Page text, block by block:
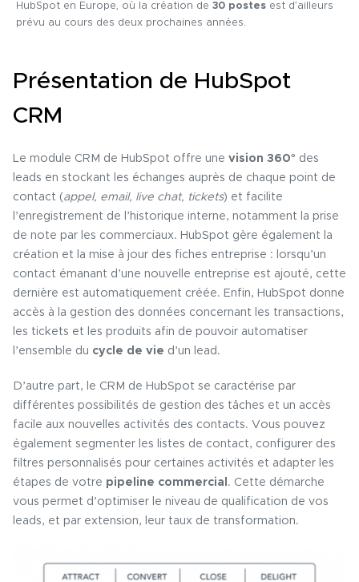
HubSpot en Europe, où la création de 30 postes est d’ailleurs
prévu au cours des deux prochaines années.
Présentation de HubSpot
CRM
Le module CRM de HubSpot offre une vision 360° des
leads en stockant les échanges auprès de chaque point de
contact (appel, email, live chat, tickets) et facilite
l’enregistrement de l’historique interne, notamment la prise
de note par les commerciaux. HubSpot gère également la
création et la mise à jour des fiches entreprise : lorsqu’un
contact émanant d’une nouvelle entreprise est ajouté, cette
dernière est automatiquement créée. Enfin, HubSpot donne
accès à la gestion des données concernant les transactions,
les tickets et les produits afin de pouvoir automatiser
l’ensemble du cycle de vie d’un lead.
D’autre part, le CRM de HubSpot se caractérise par
différentes possibilités de gestion des tâches et un accès
facile aux nouvelles activités des contacts. Vous pouvez
également segmenter les listes de contact, configurer des
filtres personnalisés pour certaines activités et adapter les
étapes de votre pipeline commercial . Cette démarche
vous permet d’optimiser le niveau de qualification de vos
leads, et par extension, leur taux de transformation.